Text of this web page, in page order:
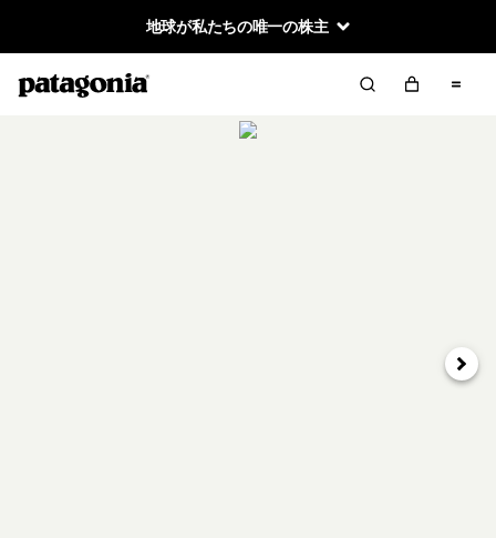
地球が私たちの唯一の株主
次へ